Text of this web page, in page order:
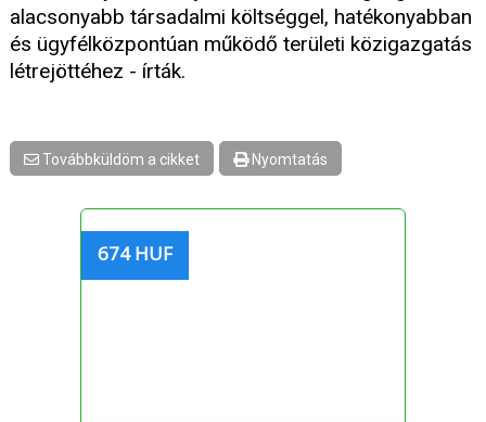
alacsonyabb társadalmi költséggel, hatékonyabban
és ügyfélközpontúan működő területi közigazgatás
létrejöttéhez - írták.
Továbbküldöm a cikket Nyomtatás
674 HUF